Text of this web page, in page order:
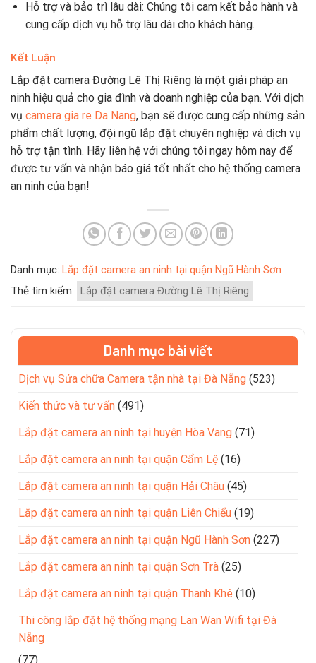
Hỗ trợ và bảo trì lâu dài: Chúng tôi cam kết bảo hành và
cung cấp dịch vụ hỗ trợ lâu dài cho khách hàng.
Kết Luận
Lắp đặt camera Đường Lê Thị Riêng là một giải pháp an
ninh hiệu quả cho gia đình và doanh nghiệp của bạn. Với dịch
vụ camera gia re Da Nang, bạn sẽ được cung cấp những sản
phẩm chất lượng, đội ngũ lắp đặt chuyên nghiệp và dịch vụ
hỗ trợ tận tình. Hãy liên hệ với chúng tôi ngay hôm nay để
được tư vấn và nhận báo giá tốt nhất cho hệ thống camera
an ninh của bạn!
Danh mục: Lắp đặt camera an ninh tại quận Ngũ Hành Sơn
Thẻ tìm kiếm: Lắp đặt camera Đường Lê Thị Riêng
Danh mục bài viết
Dịch vụ Sửa chữa Camera tận nhà tại Đà Nẵng (523)
Kiến thức và tư vấn (491)
Lắp đặt camera an ninh tại huyện Hòa Vang (71)
Lắp đặt camera an ninh tại quận Cẩm Lệ (16)
Lắp đặt camera an ninh tại quận Hải Châu (45)
Lắp đặt camera an ninh tại quận Liên Chiểu (19)
Lắp đặt camera an ninh tại quận Ngũ Hành Sơn (227)
Lắp đặt camera an ninh tại quận Sơn Trà (25)
Lắp đặt camera an ninh tại quận Thanh Khê (10)
Thi công lắp đặt hệ thống mạng Lan Wan Wifi tại Đà
Nẵng
(77)